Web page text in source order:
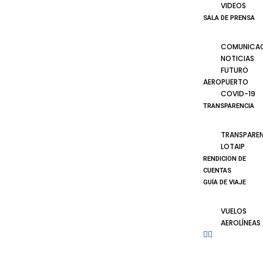
VIDEOS
SALA DE PRENSA
NOTICIAS
FUTURO
AEROPUERTO
COVID-19
TRANSPARENCIA
LOTAIP
RENDICION DE
CUENTAS
GUÍA DE VIAJE
VUELOS
AEROLÍNEAS